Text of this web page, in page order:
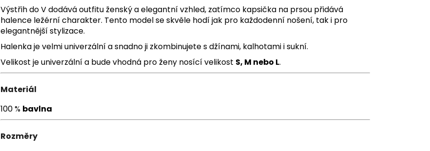
Výstřih do V dodává outfitu ženský a elegantní vzhled, zatímco kapsička na prsou přidává
halence ležérní charakter. Tento model se skvěle hodí jak pro každodenní nošení, tak i pro
elegantnější stylizace.
Halenka je velmi univerzální a snadno ji zkombinujete s džínami, kalhotami i sukní.
Velikost je univerzální a bude vhodná pro ženy nosící velikost S, M nebo L.
Materiál
100 % bavlna
Rozměry